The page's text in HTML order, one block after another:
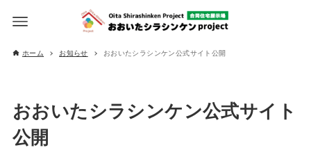
ホーム お知らせ おおいたシラシンケン公式サイト公開
おおいたシラシンケン公式サイト
公開